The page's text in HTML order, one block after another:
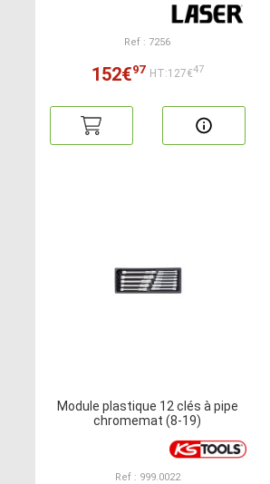
Ref : 7256
152€97 HT:127€47
Module plastique 12 clés à pipe
chromemat (8-19)
Ref : 999.0022